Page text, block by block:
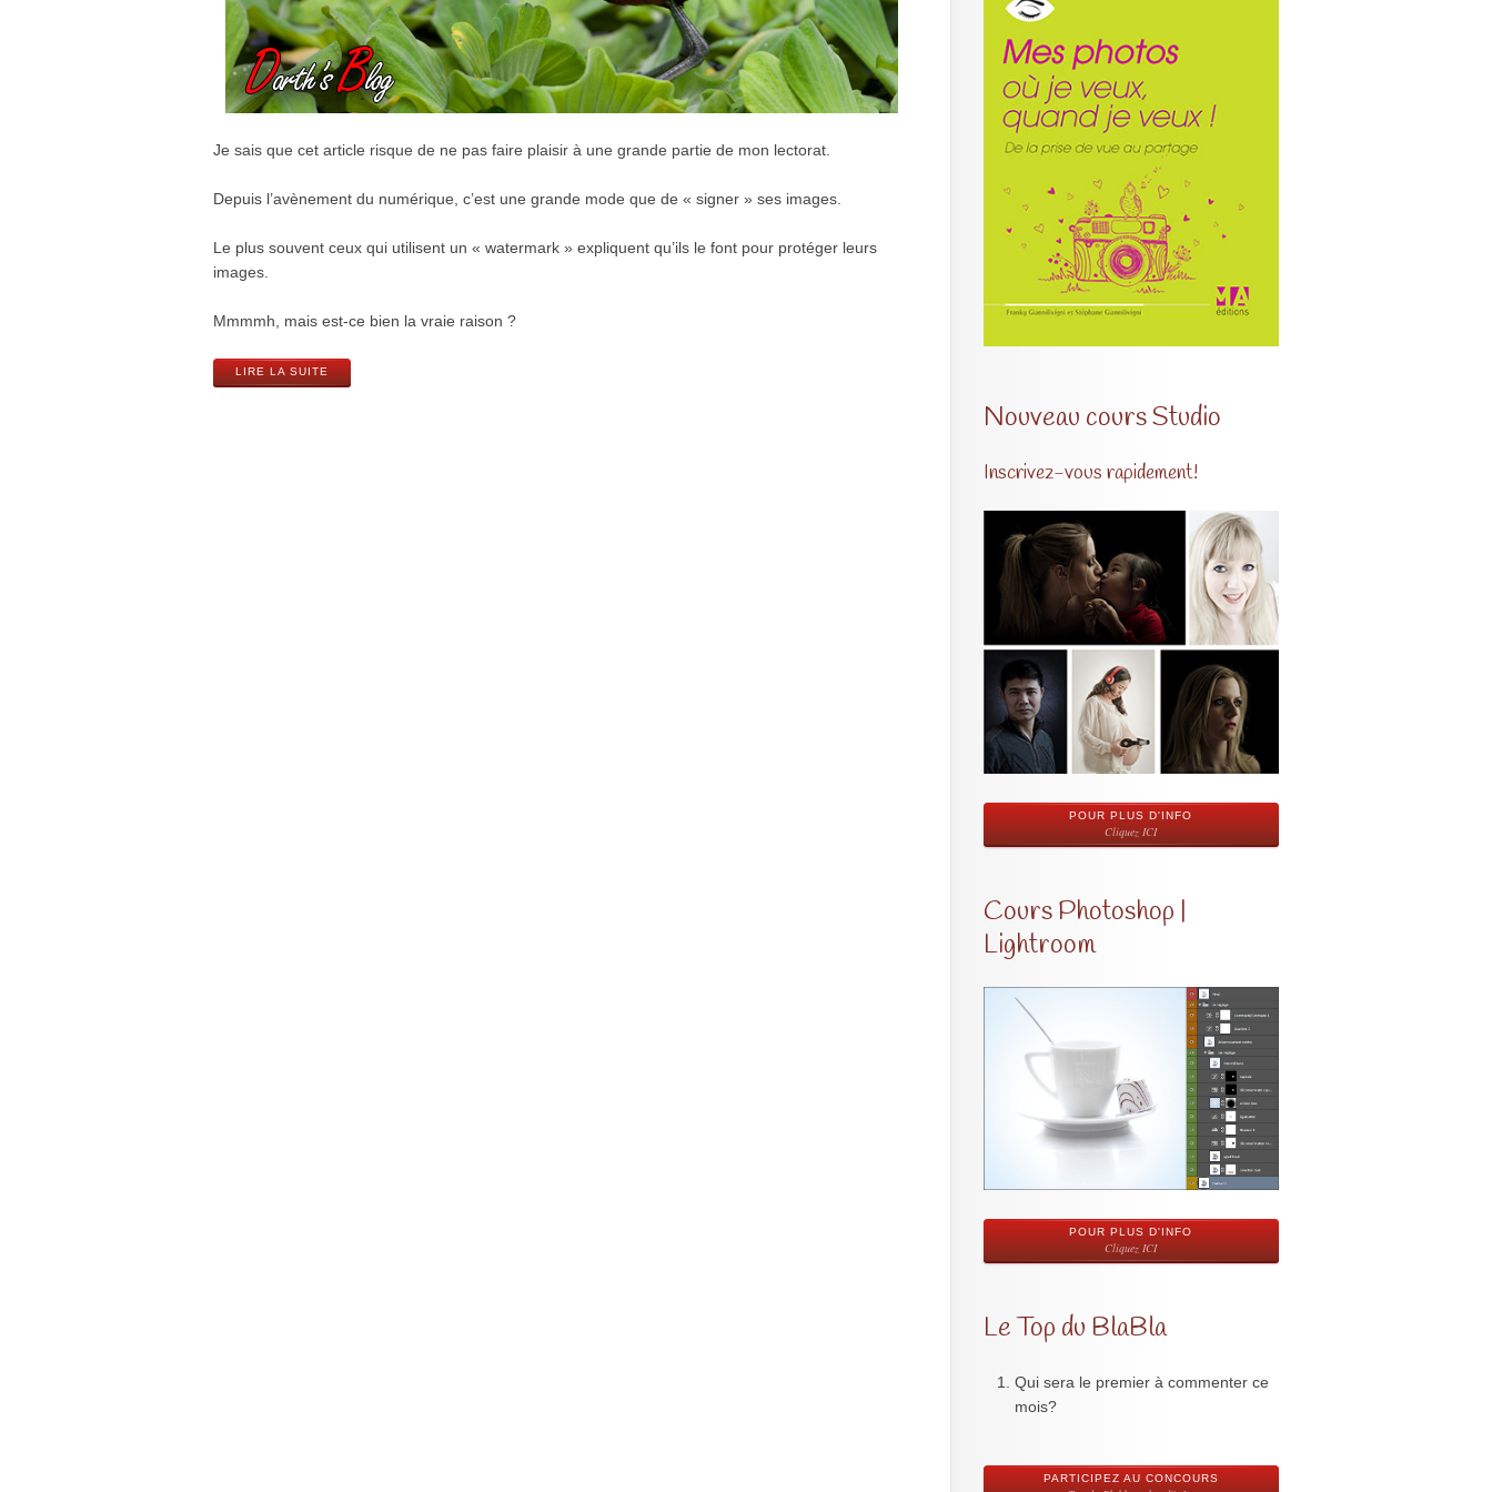
Je sais que cet article risque de ne pas faire plaisir à une grande partie de mon lectorat.
Depuis l’avènement du numérique, c’est une grande mode que de « signer » ses images.
Le plus souvent ceux qui utilisent un « watermark » expliquent qu’ils le font pour protéger leurs
images.
Mmmmh, mais est-ce bien la vraie raison ?
LIRE LA SUITE
Nouveau cours Studio
Inscrivez-vous rapidement!
POUR PLUS D'INFO
Cliquez ICI
Cours Photoshop |
Lightroom
POUR PLUS D'INFO
Cliquez ICI
Le Top du BlaBla
Qui sera le premier à commenter ce
mois?
PARTICIPEZ AU CONCOURS